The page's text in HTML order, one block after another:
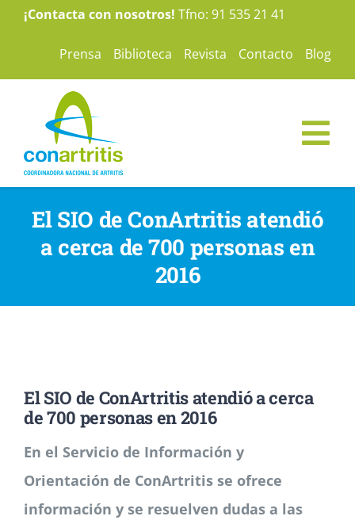
Saltar¡Contacta con nosotros! Tfno: 91 535 21 41
Prensa Biblioteca Revista Contacto Blog
La Artritis
Noticias
Colabora
Asóciate
El SIO de ConArtritis atendió
a cerca de 700 personas en
2016
El SIO de ConArtritis atendió a cerca
de 700 personas en 2016
En el Servicio de Información y
Orientación de ConArtritis se ofrece
información y se resuelven dudas a las